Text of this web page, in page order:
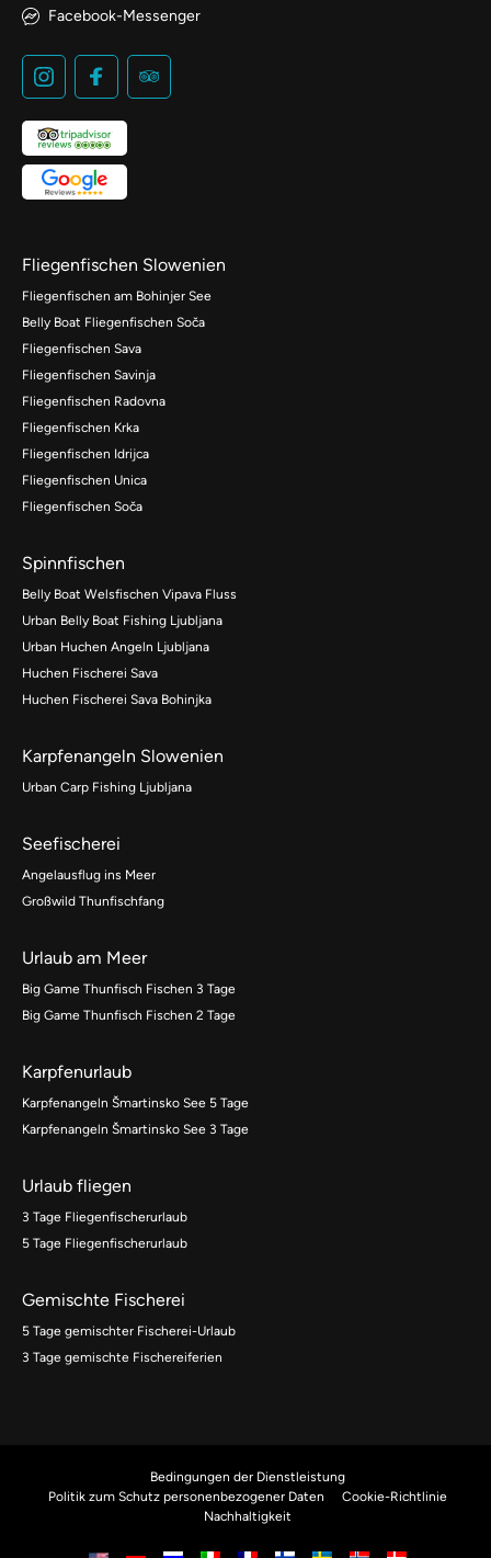
Facebook-Messenger
Fliegenfischen Slowenien
Fliegenfischen am Bohinjer See
Belly Boat Fliegenfischen Soča
Fliegenfischen Sava
Fliegenfischen Savinja
Fliegenfischen Radovna
Fliegenfischen Krka
Fliegenfischen Idrijca
Fliegenfischen Unica
Fliegenfischen Soča
Spinnfischen
Belly Boat Welsfischen Vipava Fluss
Urban Belly Boat Fishing Ljubljana
Urban Huchen Angeln Ljubljana
Huchen Fischerei Sava
Huchen Fischerei Sava Bohinjka
Karpfenangeln Slowenien
Urban Carp Fishing Ljubljana
Seefischerei
Angelausflug ins Meer
Großwild Thunfischfang
Urlaub am Meer
Big Game Thunfisch Fischen 3 Tage
Big Game Thunfisch Fischen 2 Tage
Karpfenurlaub
Karpfenangeln Šmartinsko See 5 Tage
Karpfenangeln Šmartinsko See 3 Tage
Urlaub fliegen
3 Tage Fliegenfischerurlaub
5 Tage Fliegenfischerurlaub
Gemischte Fischerei
5 Tage gemischter Fischerei-Urlaub
3 Tage gemischte Fischereiferien
Bedingungen der Dienstleistung
Politik zum Schutz personenbezogener Daten
Cookie-Richtlinie
Nachhaltigkeit